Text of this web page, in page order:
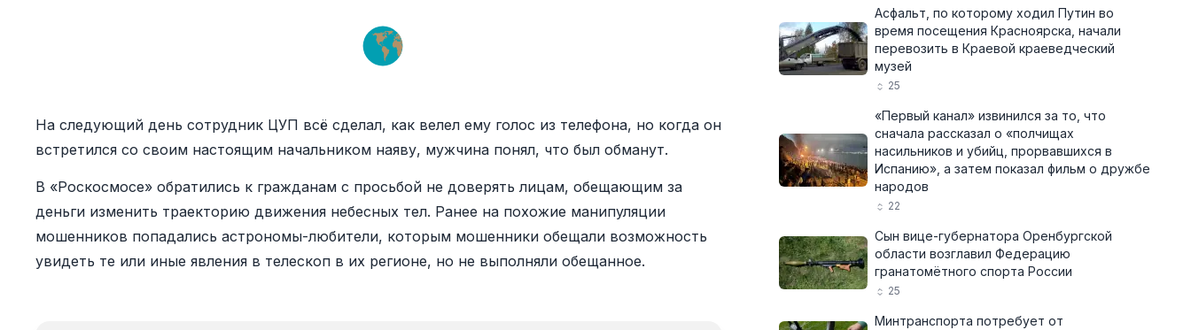
На следующий день сотрудник ЦУП всё сделал, как велел ему голос из телефона, но когда он
встретился со своим настоящим начальником наяву, мужчина понял, что был обманут.
В «Роскосмосе» обратились к гражданам с просьбой не доверять лицам, обещающим за
деньги изменить траекторию движения небесных тел. Ранее на похожие манипуляции
мошенников попадались астрономы-любители, которым мошенники обещали возможность
увидеть те или иные явления в телескоп в их регионе, но не выполняли обещанное.
Асфальт, по которому ходил Путин во
время посещения Красноярска, начали
перевозить в Краевой краеведческий
музей
25
«Первый канал» извинился за то, что
сначала рассказал о «полчищах
насильников и убийц, прорвавшихся в
Испанию», а затем показал фильм о дружбе
народов
22
Сын вице-губернатора Оренбургской
области возглавил Федерацию
гранатомётного спорта России
25
Минтранспорта потребует от